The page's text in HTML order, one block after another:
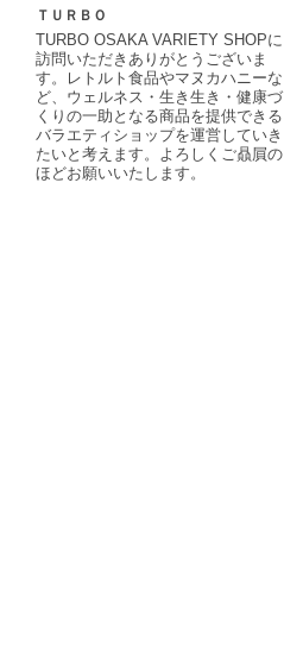
ＴＵＲＢＯ
TURBO OSAKA VARIETY SHOPに
訪問いただきありがとうございま
す。レトルト食品やマヌカハニーな
ど、ウェルネス・生き生き・健康づ
くりの一助となる商品を提供できる
バラエティショップを運営していき
たいと考えます。よろしくご贔屓の
ほどお願いいたします。